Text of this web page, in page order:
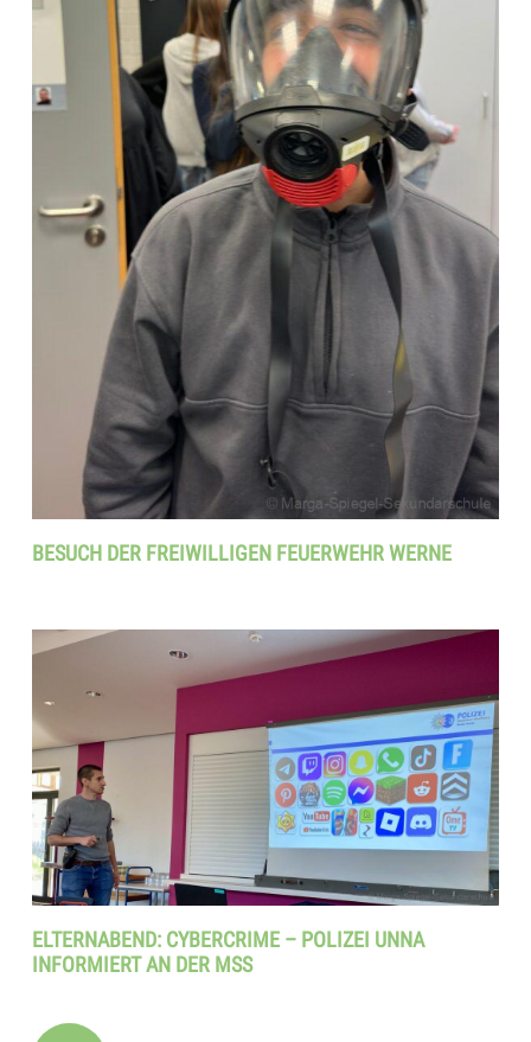
BESUCH DER FREIWILLIGEN FEUERWEHR WERNE
ELTERNABEND: CYBERCRIME – POLIZEI UNNA
INFORMIERT AN DER MSS